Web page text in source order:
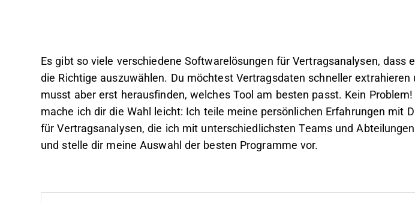
Es gibt so viele verschiedene Softwarelösungen für Vertragsanalysen, dass
die Richtige auszuwählen. Du möchtest Vertragsdaten schneller extrahieren
musst aber erst herausfinden, welches Tool am besten passt. Kein
mache ich dir die Wahl leicht: Ich teile meine persönlichen Erfahrungen mit
für Vertragsanalysen, die ich mit unterschiedlichsten Teams und
und stelle dir meine Auswahl der besten Programme vor.